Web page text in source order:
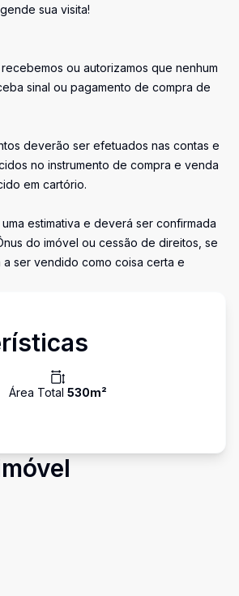
sua visita!
ou autorizamos que nenhum
sinal ou pagamento de compra de
deverão ser efetuados nas contas e
no instrumento de compra e venda
em cartório.
estimativa e deverá ser confirmada
do imóvel ou cessão de direitos, se
a ser vendido como coisa certa e
Área Total 530m²